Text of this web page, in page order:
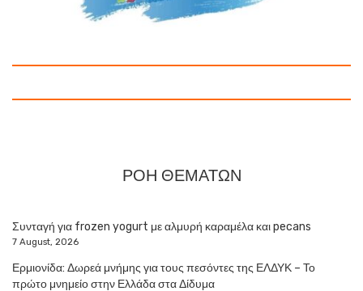
ΡΟΗ ΘΕΜΑΤΩΝ
Συνταγή για frozen yogurt με αλμυρή καραμέλα και pecans
7 August, 2026
Ερμιονίδα: Δωρεά μνήμης για τους πεσόντες της ΕΛΔΥΚ – Το
πρώτο μνημείο στην Ελλάδα στα Δίδυμα